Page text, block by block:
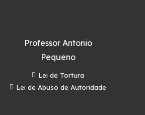
Professor Antonio
Pequeno
Lei de Tortura
Lei de Abuso de Autoridade